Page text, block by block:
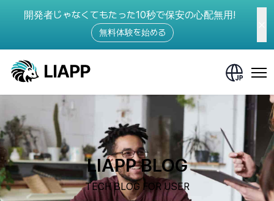
開発者じゃなくてもたった10秒で保安の心配無用!
無料体験を始める
LIAPP BLOG
TECH BLOG FOR USER